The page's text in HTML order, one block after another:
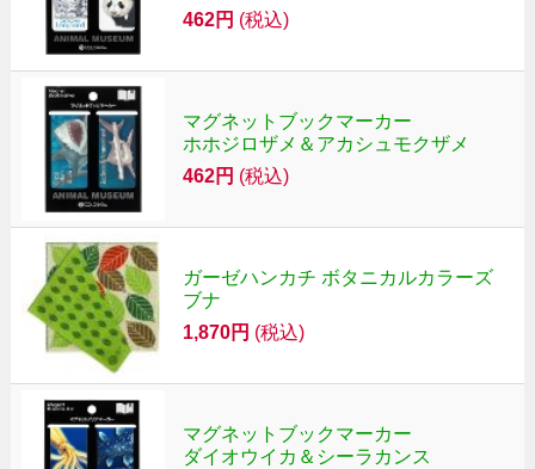
462円 (税込)
マグネットブックマーカー
ホホジロザメ＆アカシュモクザメ
462円 (税込)
ガーゼハンカチ ボタニカルカラーズ
ブナ
1,870円 (税込)
マグネットブックマーカー
ダイオウイカ＆シーラカンス